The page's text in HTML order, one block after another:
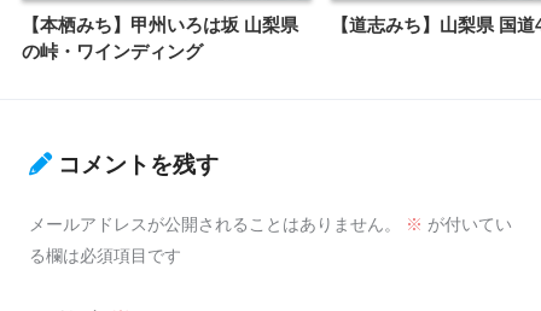
【本栖みち】甲州いろは坂 山梨県
の峠・ワインディング
【道志みち】山梨県 国
コメントを残す
メールアドレスが公開されることはありません。 ※ が付いてい
る欄は必須項目です